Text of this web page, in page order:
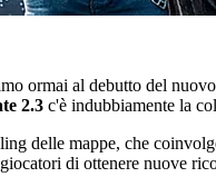
ormai al debutto del
2.3 c'è indubbiamente la
delle mappe, che
di ottenere nuove